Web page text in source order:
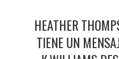
HEATHER
TIENE UN